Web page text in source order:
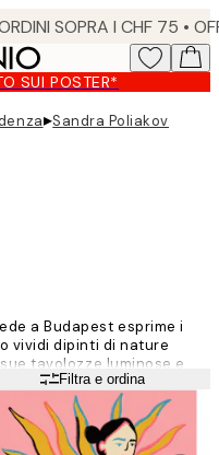
SUI POSTER*
▸Sandra Poliakov
a Budapest esprime i
vividi dipinti di nature
tavolozze luminose e
felice e libero", dice.
suo iPad e usa colori
Filtra e ordina